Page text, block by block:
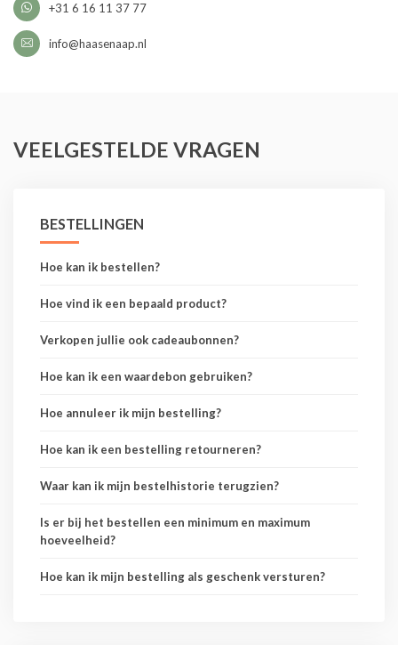
+31 6 16 11 37 77
info@haasenaap.nl
VEELGESTELDE VRAGEN
BESTELLINGEN
Hoe kan ik bestellen?
Hoe vind ik een bepaald product?
Verkopen jullie ook cadeaubonnen?
Hoe kan ik een waardebon gebruiken?
Hoe annuleer ik mijn bestelling?
Hoe kan ik een bestelling retourneren?
Waar kan ik mijn bestelhistorie terugzien?
Is er bij het bestellen een minimum en maximum
hoeveelheid?
Hoe kan ik mijn bestelling als geschenk versturen?